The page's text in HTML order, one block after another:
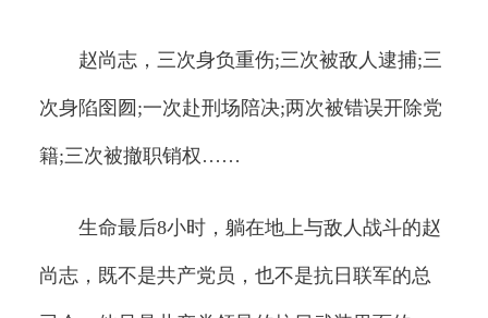
赵尚志，三次身负重伤;三次被敌人逮捕;三
次身陷囹囫;一次赴刑场陪决;两次被错误开除党
籍;三次被撤职销权……
生命最后8小时，躺在地上与敌人战斗的赵
尚志，既不是共产党员，也不是抗日联军的总